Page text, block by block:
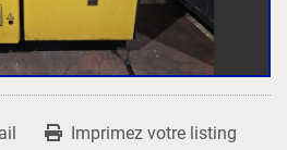
Imprimez votre listing